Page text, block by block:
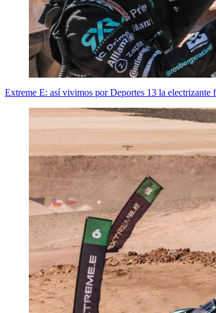
Extreme E: así vivimos por Deportes 13 la